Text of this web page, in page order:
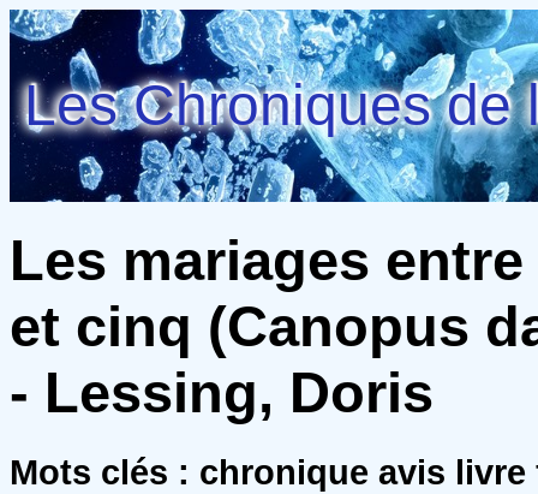
Les Chroniques de
Les mariages
et cinq (Canopus
- Lessing, Doris
Mots clés : chronique avis